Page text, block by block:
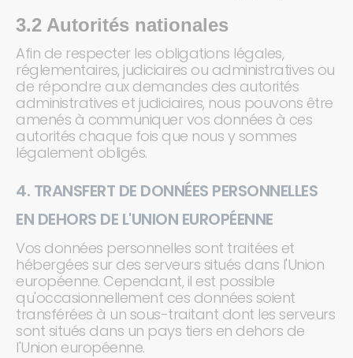
3.2 Autorités nationales
Afin de respecter les obligations légales,
réglementaires, judiciaires ou administratives ou
de répondre aux demandes des autorités
administratives et judiciaires, nous pouvons être
amenés à communiquer vos données à ces
autorités chaque fois que nous y sommes
légalement obligés.
4. TRANSFERT DE DONNÉES PERSONNELLES
EN DEHORS DE L'UNION EUROPÉENNE
Vos données personnelles sont traitées et
hébergées sur des serveurs situés dans l'Union
européenne. Cependant, il est possible
qu'occasionnellement ces données soient
transférées à un sous-traitant dont les serveurs
sont situés dans un pays tiers en dehors de
l'Union européenne.